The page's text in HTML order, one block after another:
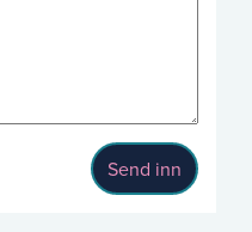
Send inn